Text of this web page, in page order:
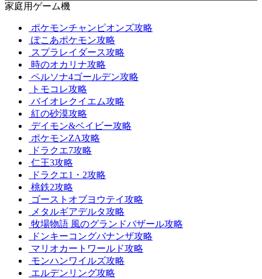
家庭用ゲーム機
ポケモンチャンピオンズ攻略
ぽこあポケモン攻略
スプラレイダース攻略
時のオカリナ攻略
ペルソナ4ゴールデン攻略
トモコレ攻略
バイオレクイエム攻略
紅の砂漠攻略
デイモン&ベイビー攻略
ポケモンZA攻略
ドラクエ7攻略
仁王3攻略
ドラクエ1・2攻略
桃鉄2攻略
ゴーストオブヨウテイ攻略
メタルギアデルタ攻略
牧場物語 風のグランドバザール攻略
ドンキーコングバナンザ攻略
マリオカートワールド攻略
モンハンワイルズ攻略
エルデンリング攻略